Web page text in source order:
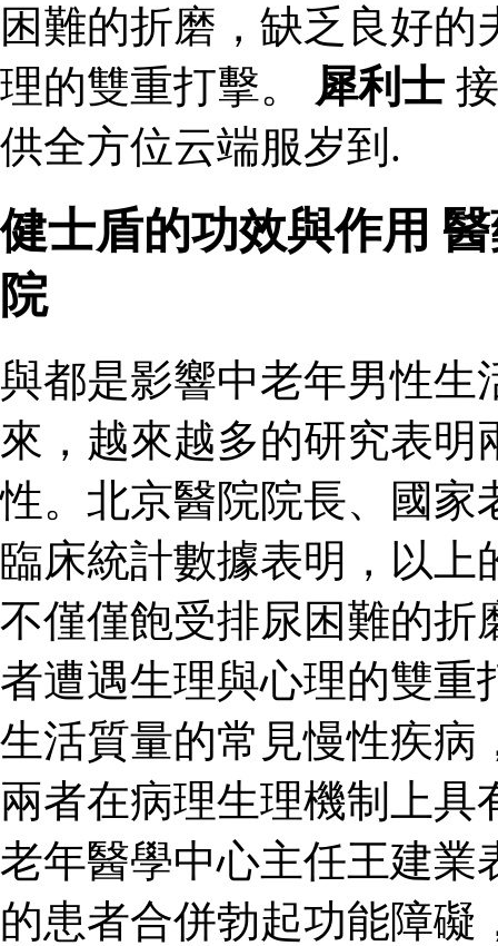
困難的折磨，缺乏良好
理的雙重打擊。 犀利士
供全方位云端服岁到.
健士盾的功效與作用
院
與都是影響中老年男性生
來，越來越多的研究表
性。北京醫院院長、國家
臨床統計數據表明，以上
不僅僅飽受排尿困難的折
者遭遇生理與心理的雙重
生活質量的常見慢性疾病
兩者在病理生理機制上
老年醫學中心主任王建業
的患者合併勃起功能障